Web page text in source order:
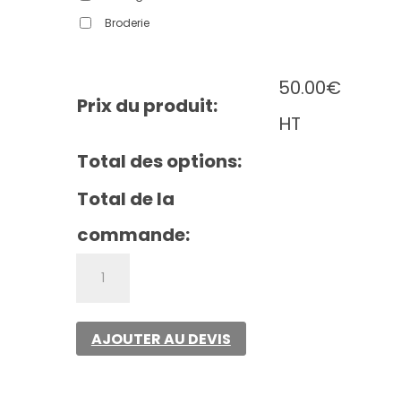
Broderie
Prix du produit:
50.00€
HT
Total des options:
Total de la
commande:
man
regular
AJOUTER AU DEVIS